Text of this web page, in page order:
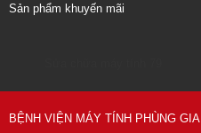
Sản phẩm khuyến mãi
BỆNH VIỆN MÁY TÍNH PHÙNG GIA